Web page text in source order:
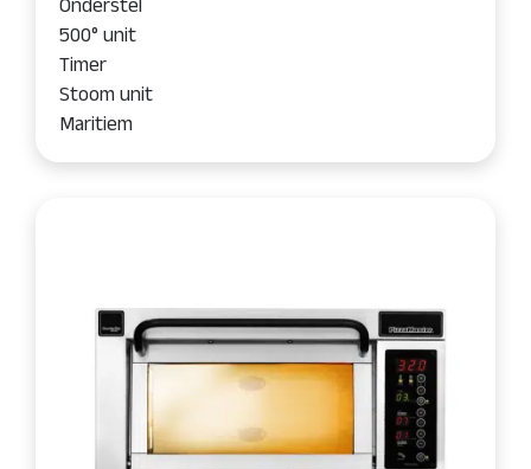
Onderstel
500° unit
Timer
Stoom unit
Maritiem